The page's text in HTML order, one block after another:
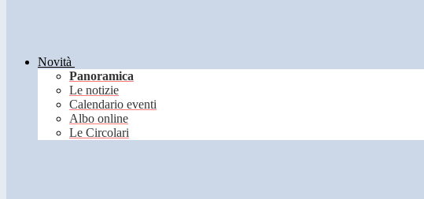
Novità
Panoramica
Le notizie
Calendario eventi
Albo online
Le Circolari